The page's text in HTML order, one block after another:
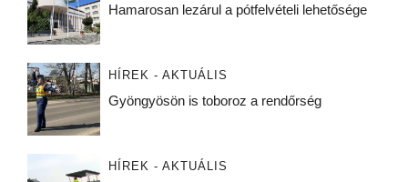
Hamarosan lezárul a pótfelvételi lehetősége
HÍREK - AKTUÁLIS
Gyöngyösön is toboroz a rendőrség
HÍREK - AKTUÁLIS